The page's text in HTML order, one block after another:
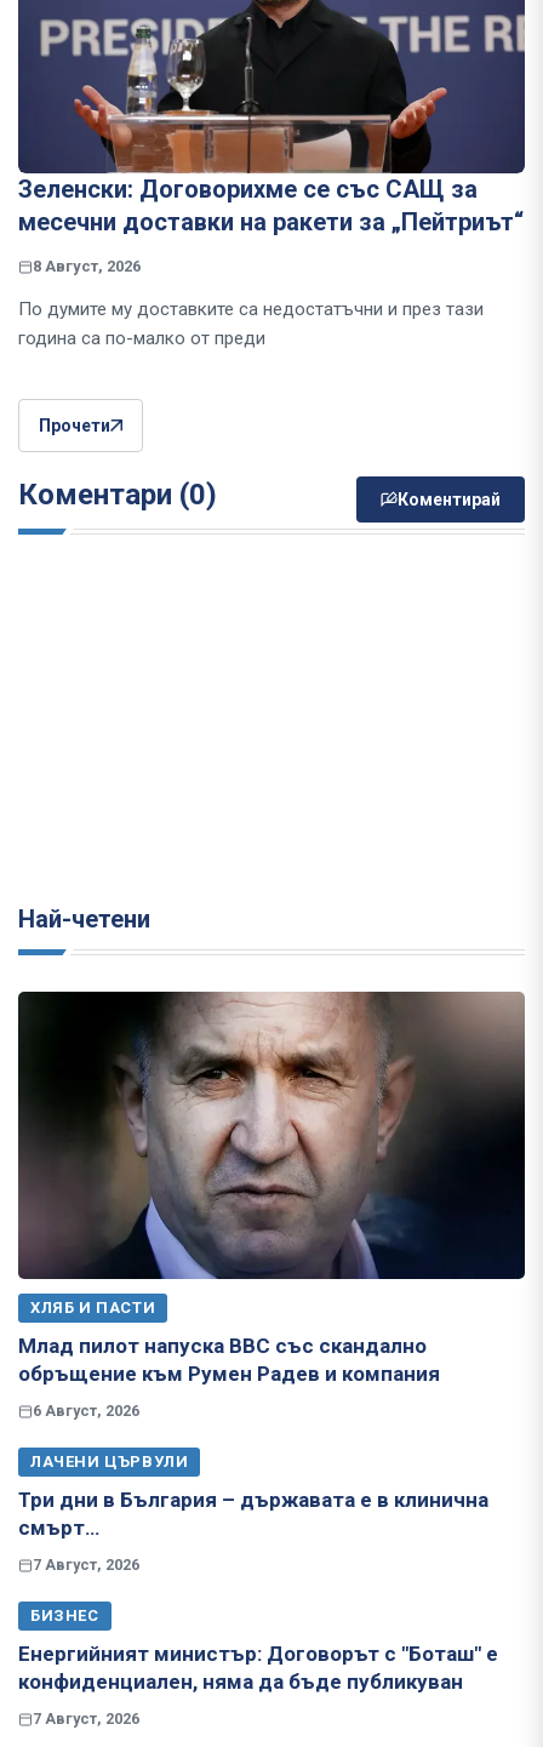
Зеленски: Договорихме се със САЩ за
месечни доставки на ракети за „Пейтриът“
8 Август, 2026
По думите му доставките са недостатъчни и през тази
година са по-малко от преди
Прочети
Коментари (0) Коментирай
Най-четени
ХЛЯБ И ПАСТИ
Млад пилот напуска ВВС със скандално
обръщение към Румен Радев и компания
6 Август, 2026
ЛАЧЕНИ ЦЪРВУЛИ
Три дни в България – държавата е в клинична
смърт…
7 Август, 2026
БИЗНЕС
Енергийният министър: Договорът с "Боташ" е
конфиденциален, няма да бъде публикуван
7 Август, 2026